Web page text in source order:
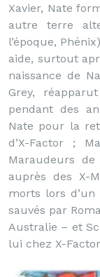
Xavier, Nate
autre terre
l’époque,
aide, surtout
naissance de
Grey,
pendant des
Nate pour la
d’X-Factor ;
Maraudeurs
auprès des X-
morts lors
sauvés par
Australie – et
lui chez X-